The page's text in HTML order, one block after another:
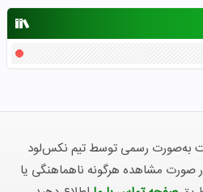
به‌صورت رسمی توسط تیم نکس‌لود
مشاهده هرگونه ناهماهنگی یا